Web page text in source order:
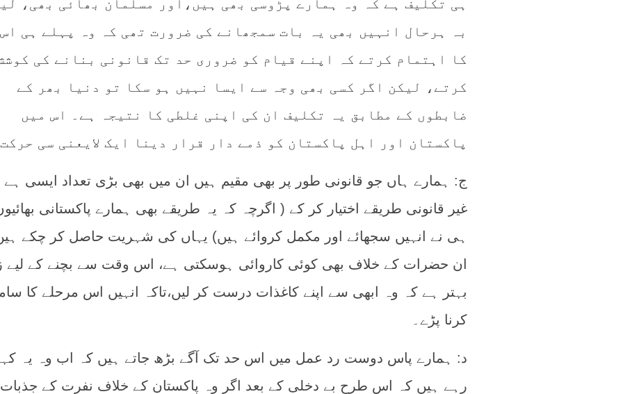
ہی تکلیف ہے کہ وہ ہمارے پڑوسی بھی ہیں،اور مسلمان بھائی بھی،
بہ ہرحال انہیں بھی یہ بات سمجھانے کی ضرورت تھی کہ وہ پہلے ہی
کا اہتمام کرتے کہ اپنے قیام کو ضروری حد تک قانونی بنانے کی
کرتے، لیکن اگر کسی بھی وجہ سے ایسا نہیں ہو سکا تو دنیا بھر کے
ضابطوں کے مطابق یہ تکلیف ان کی اپنی غلطی کا نتیجہ ہے۔ اس میں
پاکستان اور اہل پاکستان کو ذمے دار قرار دینا ایک لایعنی سی حرکت
ج: ہمارے ہاں جو قانونی طور پر بھی مقیم ہیں ان میں بھی بڑی تعداد ایسی ہے
غیر قانونی طریقے اختیار کر کے ( اگرچہ کہ یہ طریقے بھی ہمارے پاکستانی
ہی نے انہیں سجھائے اور مکمل کروائے ہیں) یہاں کی شہریت حاصل کر چکے
ان حضرات کے خلاف بھی کوئی کاروائی ہوسکتی ہے، اس وقت سے بچنے کے لیے
بہتر ہے کہ وہ ابھی سے اپنے کاغذات درست کر لیں،تاکہ انہیں اس مرحلے کا
کرنا پڑے۔
د: ہمارے پاس دوست رد عمل میں اس حد تک آگے بڑھ جاتے ہیں کہ اب وہ یہ کہہ
رہے ہیں کہ اس طرح بے دخلی کے بعد اگر وہ پاکستان کے خلاف نفرت کے جذبات